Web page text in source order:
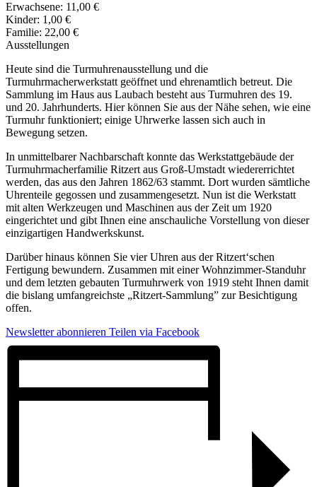
Erwachsene: 11,00 €
Kinder: 1,00 €
Familie: 22,00 €
Ausstellungen
Heute sind die Turmuhrenausstellung und die
Turmuhrmacherwerkstatt geöffnet und ehrenamtlich betreut. Die
Sammlung im Haus aus Laubach besteht aus Turmuhren des 19.
und 20. Jahrhunderts. Hier können Sie aus der Nähe sehen, wie eine
Turmuhr funktioniert; einige Uhrwerke lassen sich auch in
Bewegung setzen.
In unmittelbarer Nachbarschaft konnte das Werkstattgebäude der
Turmuhrmacherfamilie Ritzert aus Groß-Umstadt wiedererrichtet
werden, das aus den Jahren 1862/63 stammt. Dort wurden sämtliche
Uhrenteile gegossen und zusammengesetzt. Nun ist die Werkstatt
mit alten Werkzeugen und Maschinen aus der Zeit um 1920
eingerichtet und gibt Ihnen eine anschauliche Vorstellung von dieser
einzigartigen Handwerkskunst.
Darüber hinaus können Sie vier Uhren aus der Ritzert‘schen
Fertigung bewundern. Zusammen mit einer Wohnzimmer-Standuhr
und dem letzten gebauten Turmuhrwerk von 1919 steht Ihnen damit
die bislang umfangreichste „Ritzert-Sammlung” zur Besichtigung
offen.
Newsletter abonnieren Teilen via Facebook